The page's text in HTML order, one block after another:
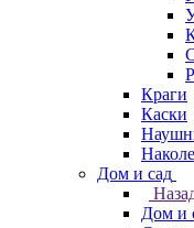
Краги
Каски
Дом и сад
Дом и